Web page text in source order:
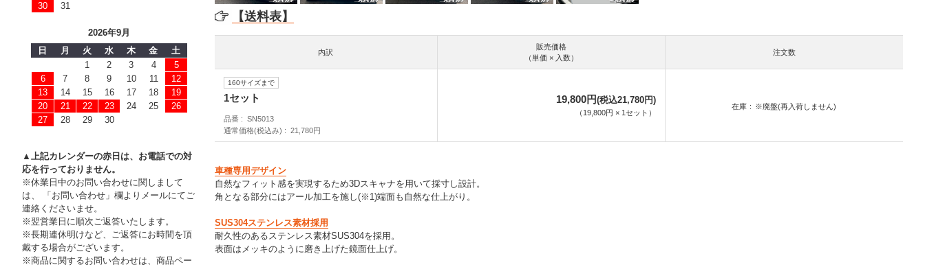
【送料表】
内訳
販売価格
（単価 × 入数）
注文数
160サイズまで
1セット
品番
SN5013
通常価格(税込み)
21,780円
19,800円(税込21,780円)
（ 19,800円 × 1セット ）
在庫 ※廃盤(再入荷しません)
車種専用デザイン
自然なフィット感を実現するため3Dスキャナを用いて採寸し設計。
角となる部分にはアール加工を施し(※1)端面も自然な仕上がり。
SUS304ステンレス素材採用
耐久性のあるステンレス素材SUS304を採用。
表面はメッキのように磨き上げた鏡面仕上げ。
30
31
2026年9月
日
月 火 水 木 金
土
1
2 3 4
5
6
7 8 9 10 11
12
13
14 15 16 17 18
19
20
21 22 23 24 25
26
27
28 29 30
▲上記カレンダーの赤日は、お電話での対
応を行っておりません。
※休業日中のお問い合わせに関しまして
は、 「お問い合わせ」欄よりメールにてご
連絡くださいませ。
※翌営業日に順次ご返答いたします。
※長期連休明けなど、ご返答にお時間を頂
戴する場合がございます。
※商品に関するお問い合わせは、商品ペー